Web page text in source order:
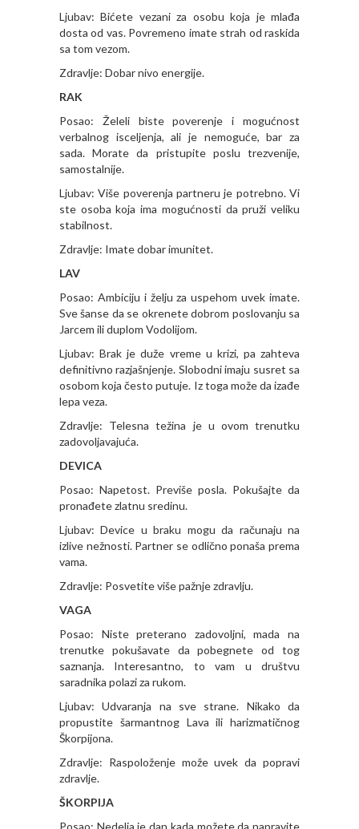
Ljubav: Bićete vezani za osobu koja je mlađa
dosta od vas. Povremeno imate strah od raskida
sa tom vezom.
Zdravlje: Dobar nivo energije.
RAK
Posao: Želeli biste poverenje i mogućnost
verbalnog isceljenja, ali je nemoguće, bar za
sada. Morate da pristupite poslu trezvenije,
samostalnije.
Ljubav: Više poverenja partneru je potrebno. Vi
ste osoba koja ima mogućnosti da pruži veliku
stabilnost.
Zdravlje: Imate dobar imunitet.
LAV
Posao: Ambiciju i želju za uspehom uvek imate.
Sve šanse da se okrenete dobrom poslovanju sa
Jarcem ili duplom Vodolijom.
Ljubav: Brak je duže vreme u krizi, pa zahteva
definitivno razjašnjenje. Slobodni imaju susret sa
osobom koja često putuje. Iz toga može da izađe
lepa veza.
Zdravlje: Telesna težina je u ovom trenutku
zadovoljavajuća.
DEVICA
Posao: Napetost. Previše posla. Pokušajte da
pronađete zlatnu sredinu.
Ljubav: Device u braku mogu da računaju na
izlive nežnosti. Partner se odlično ponaša prema
vama.
Zdravlje: Posvetite više pažnje zdravlju.
VAGA
Posao: Niste preterano zadovoljni, mada na
trenutke pokušavate da pobegnete od tog
saznanja. Interesantno, to vam u društvu
saradnika polazi za rukom.
Ljubav: Udvaranja na sve strane. Nikako da
propustite šarmantnog Lava ili harizmatičnog
Škorpijona.
Zdravlje: Raspoloženje može uvek da popravi
zdravlje.
ŠKORPIJA